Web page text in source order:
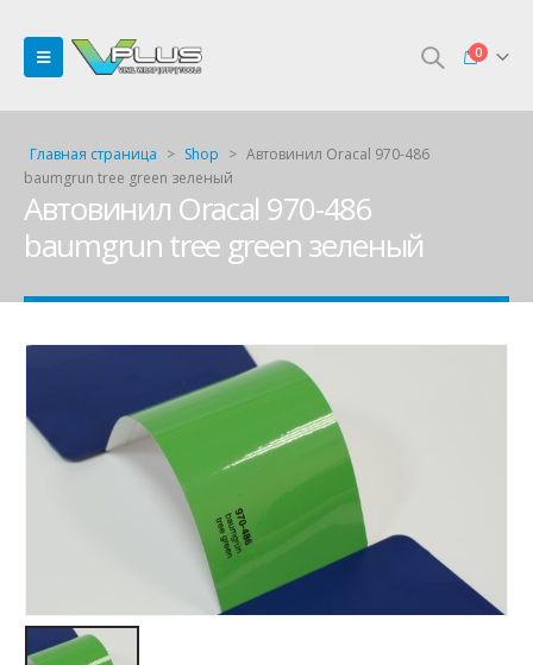
0
Главная страница > Shop > Автовинил Oracal 970-486
baumgrun tree green зеленый
Автовинил Oracal 970-486
baumgrun tree green зеленый